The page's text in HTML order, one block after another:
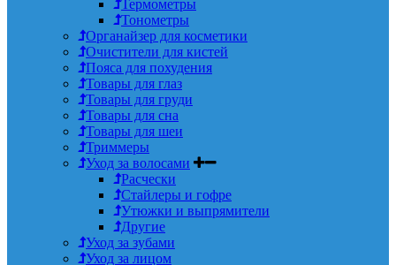
Термометры
Тонометры
Органайзер для косметики
Очистители для кистей
Пояса для похудения
Товары для глаз
Товары для груди
Товары для сна
Товары для шеи
Триммеры
Уход за волосами
Расчески
Стайлеры и гофре
Утюжки и выпрямители
Другие
Уход за зубами
Уход за лицом